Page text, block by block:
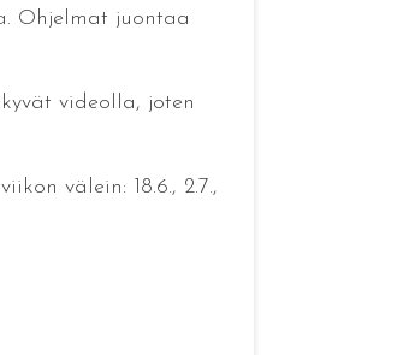
Ohjelmat juontaa
videolla, joten
välein: 18.6., 2.7.,